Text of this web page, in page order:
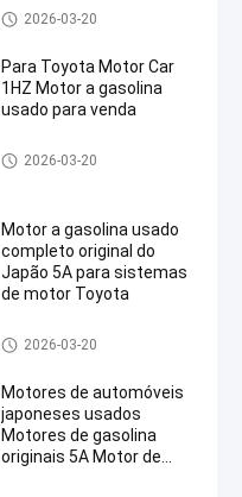
câmbio Nissan TD27 para
motor de carro
Peças sobresselentes do mot
or de Toyota
2026-03-20
Para Toyota Motor Car
1HZ Motor a gasolina
usado para venda
Peças sobresselentes do mot
or de Toyota
2026-03-20
Motor a gasolina usado
completo original do
Japão 5A para sistemas
de motor Toyota
Peças sobresselentes do mot
or de Toyota
2026-03-20
Motores de automóveis
japoneses usados
Motores de gasolina
originais 5A Motor de